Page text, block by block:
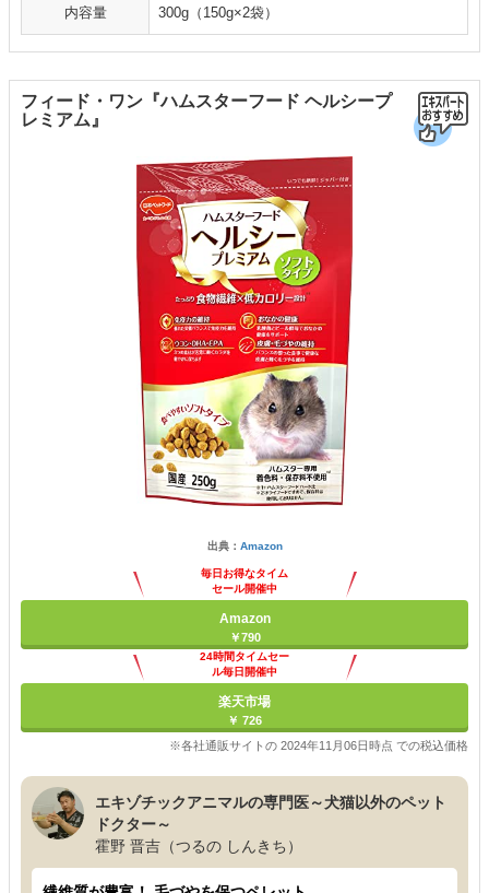
内容量 300g（150g×2袋）
フィード・ワン『ハムスターフード ヘルシープ
レミアム』
出典： Amazon
毎日お得なタイム
セール開催中
Amazon
￥790
24時間タイムセー
ル毎日開催中
楽天市場
￥ 726
※各社通販サイトの 2024年11月06日時点 での税込価格
エキゾチックアニマルの専門医～犬猫以外のペット
ドクター～
霍野 晋吉（つるの しんきち）